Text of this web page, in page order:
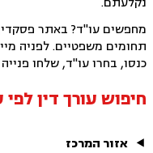
מחפשים עו"ד? באתר
תחומים משפטיים. לפניה
כנסו, בחרו עו"ד, שלחו
חיפוש עורך דין לפי
אזור המרכז